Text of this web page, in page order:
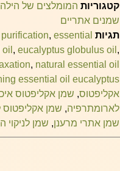
קטגוריות המומלצים של
שמנים אתריים
תגיות
, essential
, eucalyptus globulus oil ,
, natural essential oil
essential oil eucalyptus
אקליפטוס, שמן אקליפטוס
לארומתרפיה, שמן אקליפטוס
שמן אתרי מרענן, שמן לניקוי